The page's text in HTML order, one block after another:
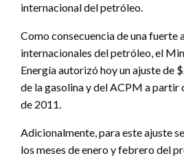
internacional del petróleo.
Como consecuencia de una fuerte
internacionales del petróleo, el
Energía autorizó hoy un ajuste de
de la gasolina y del ACPM a partir
de 2011.
Adicionalmente, para este ajuste
los meses de enero y febrero del